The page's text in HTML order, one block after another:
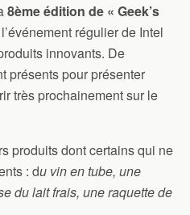
8ème édition de « Geek’s
régulier de Intel
innovants. De
présents pour présenter
très prochainement sur le
produits dont certains qui ne
: du vin en tube, une
du lait frais, une raquette de